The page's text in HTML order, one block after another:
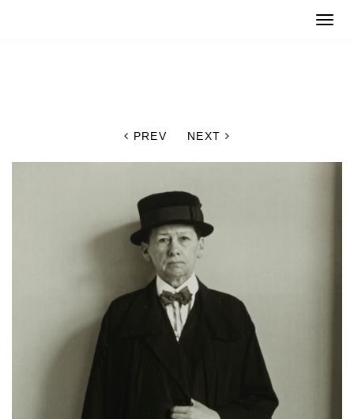
Toggle
PREV NEXT